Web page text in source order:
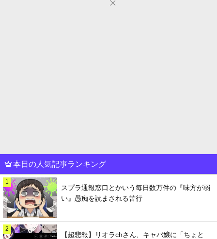
本日の人気記事ランキング
1
スプラ通報窓口とかいう毎日数万件の『味方が弱
い』愚痴を読まされる苦行
2
【超悲報】リオラchさん、キャバ嬢に「ちょと